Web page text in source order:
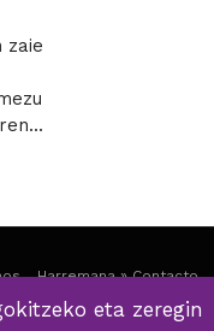
zaie
Harremana » Contacto
eta zeregin